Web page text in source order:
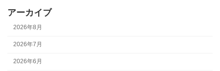
アーカイブ
2026年8月
2026年7月
2026年6月